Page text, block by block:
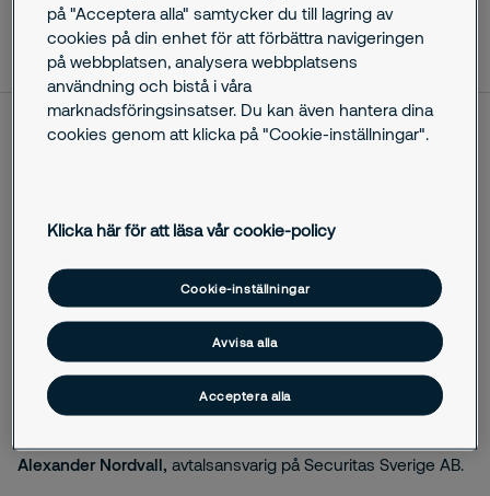
oktober 29, 2025
Securitas Sverige AB har tecknat avtal med Affärsverken i
företagets högkvarter. Även batterier och elektroder står
Securitas för, det vill säga hela kedjan från leverans till
service. Tjänsten kan också komma att utökas till företagets
skärgårdsbåtar.
– Affärsverken i Karlskrona är en kund som vi verkligen ser
fram emot ett långsiktigt samarbete med. Det här avtalet är
viktigt då hjärtstartare är något som ligger oss varmt om
hjärtat, något som alla företag bör prioritera och som vi
Alexander Nordvall, avtalsansvarig på Securitas Sverige AB.
på "Acceptera alla" samtycker du till lagring av
cookies på din enhet för att förbättra navigeringen
på webbplatsen, analysera webbplatsens
användning och bistå i våra
marknadsföringsinsatser. Du kan även hantera dina
cookies genom att klicka på "Cookie-inställningar".
Klicka här för att läsa vår cookie-policy
Cookie-inställningar
Avvisa alla
Acceptera alla